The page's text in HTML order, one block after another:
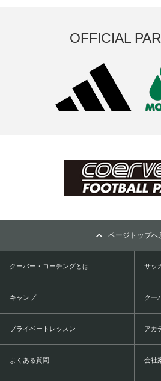
OFFICIAL
ページトップへ
クーバー・コーチングとは サッ
キャンプ クー
プライベートレッスン アカ
よくある質問 会社